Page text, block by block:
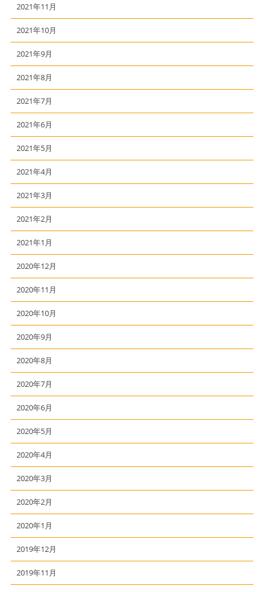
2021年11月
2021年10月
2021年9月
2021年8月
2021年7月
2021年6月
2021年5月
2021年4月
2021年3月
2021年2月
2021年1月
2020年12月
2020年11月
2020年10月
2020年9月
2020年8月
2020年7月
2020年6月
2020年5月
2020年4月
2020年3月
2020年2月
2020年1月
2019年12月
2019年11月